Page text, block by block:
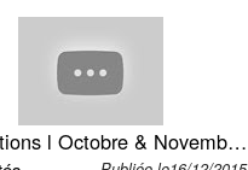
Acquisitions l Octobre & Novembre 2015